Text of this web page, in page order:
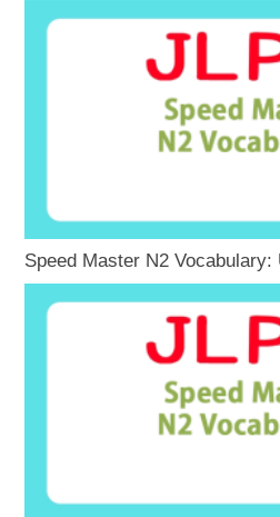
Speed Master N2 Vocabulary: